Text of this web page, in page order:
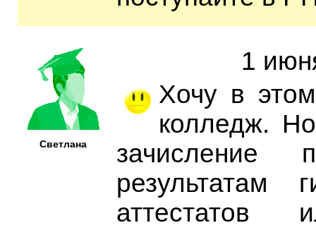
Светлана
1
Хочу в
колледж.
зачисление
результатам